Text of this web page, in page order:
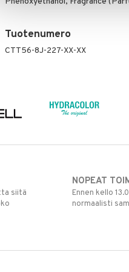
Tuotenumero
CTT56-8J-227-XX-XX
siitä
NOPEAT
Ennen kello
normaalisti